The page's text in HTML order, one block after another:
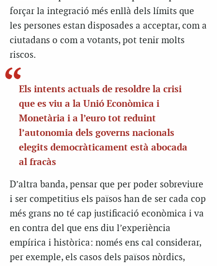
forçar la integració més enllà dels límits que
les persones estan disposades a acceptar, com a
ciutadans o com a votants, pot tenir molts
riscos.
Els intents actuals de resoldre la crisi
que es viu a la Unió Econòmica i
Monetària i a l’euro tot reduint
l’autonomia dels governs nacionals
elegits democràticament està abocada
al fracàs
D’altra banda, pensar que per poder sobreviure
i ser competitius els països han de ser cada cop
més grans no té cap justificació econòmica i va
en contra del que ens diu l’experiència
empírica i històrica: només ens cal considerar,
per exemple, els casos dels països nòrdics,